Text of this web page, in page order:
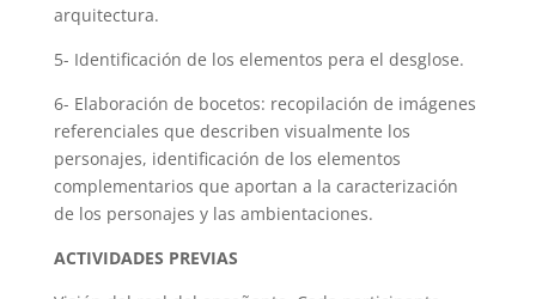
arquitectura.
5- Identificación de los elementos pera el desglose.
6- Elaboración de bocetos: recopilación de imágenes
referenciales que describen visualmente los
personajes, identificación de los elementos
complementarios que aportan a la caracterización
de los personajes y las ambientaciones.
ACTIVIDADES PREVIAS